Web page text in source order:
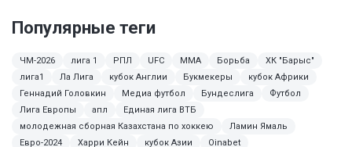
Популярные теги
ЧМ-2026 лига 1 РПЛ UFC MMA Борьба
ХК "Барыс"
лига1
Ла Лига кубок Англии Букмекеры
кубок Африки
Геннадий Головкин
Медиа футбол Бундеслига
Футбол
Лига Европы
апл
Единая лига ВТБ
молодежная сборная Казахстана по хоккею
Ламин Ямаль
Евро-2024
Харри Кейн кубок Азии
Oinabet